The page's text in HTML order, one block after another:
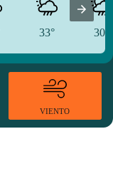
33° 30°
VIENTO